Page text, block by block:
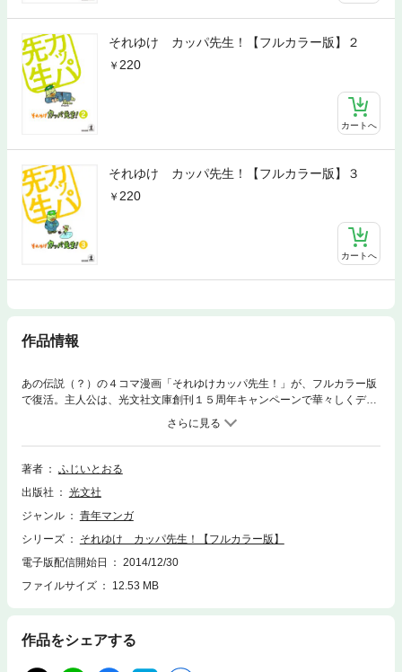
それゆけ カッパ先生！【フルカラー版】２
220
カートへ
それゆけ カッパ先生！【フルカラー版】３
220
カートへ
作品情報
あの伝説（？）の４コマ漫画「それゆけカッパ先生！」が、フルカラー版
で復活。主人公は、光文社文庫創刊１５周年キャンペーンで華々しくデビ
ューした、元祖ゆるキャラ“カッパ先生”。娘のブンコに弟子ガエル、美人
編集者マリリンに翻弄されつつ、マイペースに生きる日々。悩みがないの
が悩みのタネの自称人気流行作家の生き方に、読むほどまったり、時々じ
んわり。この脱力ワールドに、心ゆくまで浸ってみては？
著者
ふじいとおる
出版社
光文社
ジャンル
青年マンガ
シリーズ
それゆけ カッパ先生！【フルカラー版】
電子版配信開始日
2014/12/30
ファイルサイズ
12.53 MB
作品をシェアする